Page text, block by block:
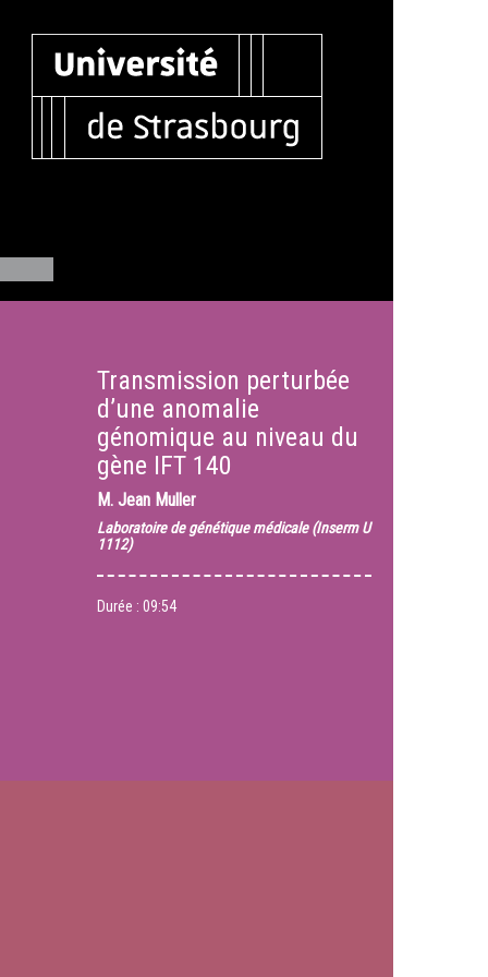
Transmission perturbée
d’une anomalie
génomique au niveau du
gène IFT 140
M. Jean Muller
Laboratoire de génétique médicale (Inserm U
1112)
Durée : 09:54